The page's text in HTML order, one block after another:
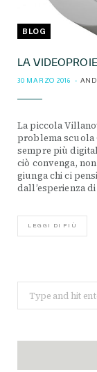
BLOG
LA
30 MARZO 2016
La piccola
problema scuola
sempre più
ciò convenga,
giunga chi ci
dall’esperienza
LEGGI DI PIÙ
for: